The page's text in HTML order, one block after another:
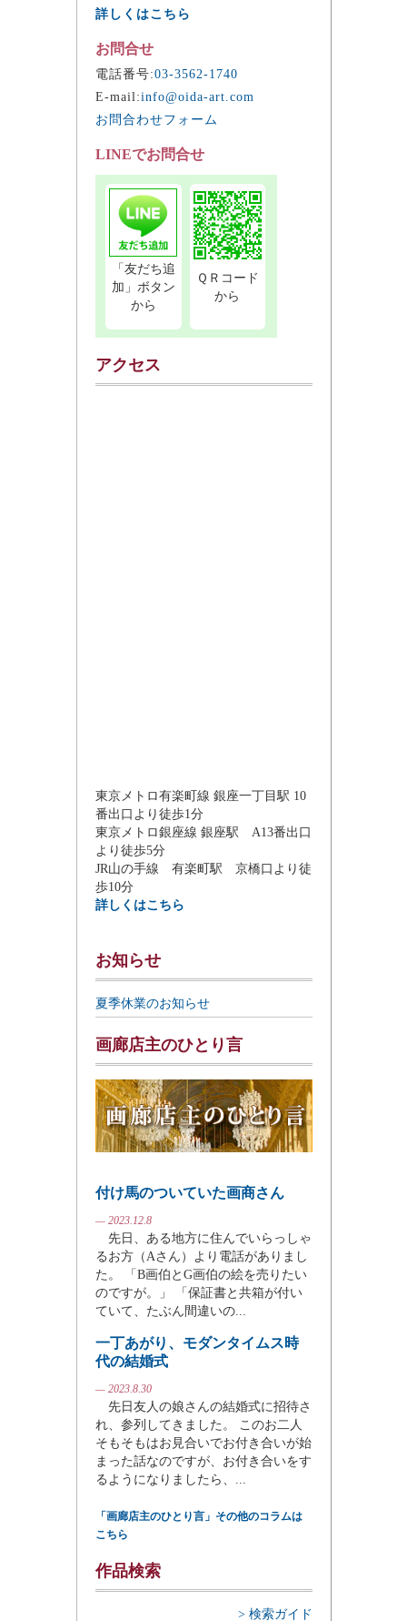
詳しくはこちら
お問合せ
電話番号:03-3562-1740
E-mail:info@oida-art.com
お問合わせフォーム
LINEでお問合せ
「友だち追
加」ボタン
から
ＱＲコード
から
アクセス
東京メトロ有楽町線 銀座一丁目駅 10
番出口より徒歩1分
東京メトロ銀座線 銀座駅 A13番出口
より徒歩5分
JR山の手線 有楽町駅 京橋口より徒
歩10分
詳しくはこちら
お知らせ
夏季休業のお知らせ
画廊店主のひとり言
付け馬のついていた画商さん
— 2023.12.8
先日、ある地方に住んでいらっしゃ
るお方（Aさん）より電話がありまし
た。 「B画伯とG画伯の絵を売りたい
のですが。」 「保証書と共箱が付い
ていて、たぶん間違いの...
一丁あがり、モダンタイムス時
代の結婚式
— 2023.8.30
先日友人の娘さんの結婚式に招待さ
れ、参列してきました。 このお二人
そもそもはお見合いでお付き合いが始
まった話なのですが、お付き合いをす
るようになりましたら、...
「画廊店主のひとり言」その他のコラムは
こちら
作品検索
> 検索ガイド